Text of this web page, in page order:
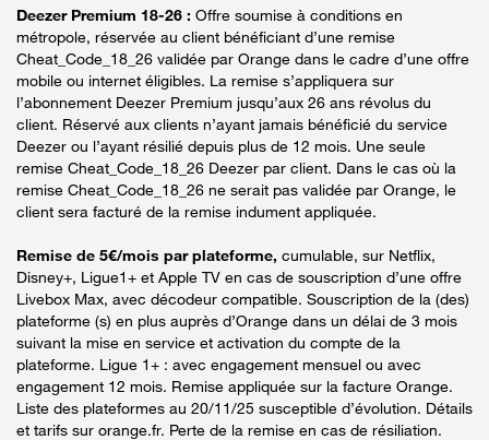
Deezer Premium 18-26 : Offre soumise à conditions en
métropole, réservée au client bénéficiant d’une remise
Cheat_Code_18_26 validée par Orange dans le cadre d’une offre
mobile ou internet éligibles. La remise s’appliquera sur
l’abonnement Deezer Premium jusqu’aux 26 ans révolus du
client. Réservé aux clients n’ayant jamais bénéficié du service
Deezer ou l’ayant résilié depuis plus de 12 mois. Une seule
remise Cheat_Code_18_26 Deezer par client. Dans le cas où la
remise Cheat_Code_18_26 ne serait pas validée par Orange, le
client sera facturé de la remise indument appliquée.
Remise de 5€/mois par plateforme, cumulable, sur Netflix,
Disney+, Ligue1+ et Apple TV en cas de souscription d’une offre
Livebox Max, avec décodeur compatible. Souscription de la (des)
plateforme (s) en plus auprès d’Orange dans un délai de 3 mois
suivant la mise en service et activation du compte de la
plateforme. Ligue 1+ : avec engagement mensuel ou avec
engagement 12 mois. Remise appliquée sur la facture Orange.
Liste des plateformes au 20/11/25 susceptible d’évolution. Détails
et tarifs sur orange.fr. Perte de la remise en cas de résiliation.